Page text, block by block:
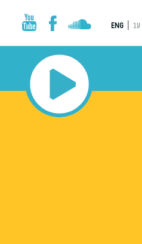
עב ENG